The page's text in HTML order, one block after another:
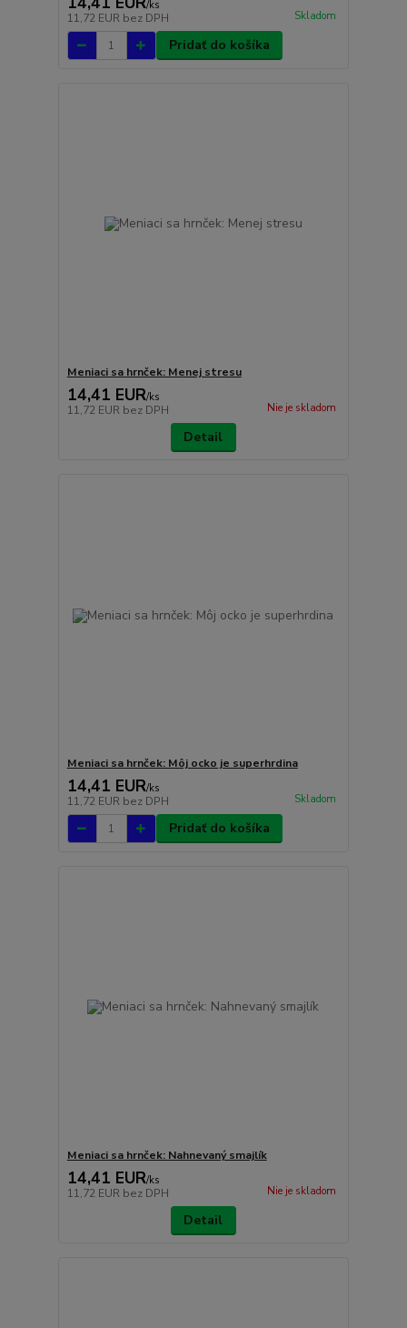
/ks
11,72 EUR bez DPH Skladom
Pridať do košíka
Meniaci sa hrnček: Menej stresu
14,41 EUR/ks
11,72 EUR bez DPH Nie je skladom
Detail
Meniaci sa hrnček: Môj ocko je superhrdina
14,41 EUR/ks
11,72 EUR bez DPH Skladom
Pridať do košíka
Meniaci sa hrnček: Nahnevaný smajlík
14,41 EUR/ks
11,72 EUR bez DPH Nie je skladom
Detail